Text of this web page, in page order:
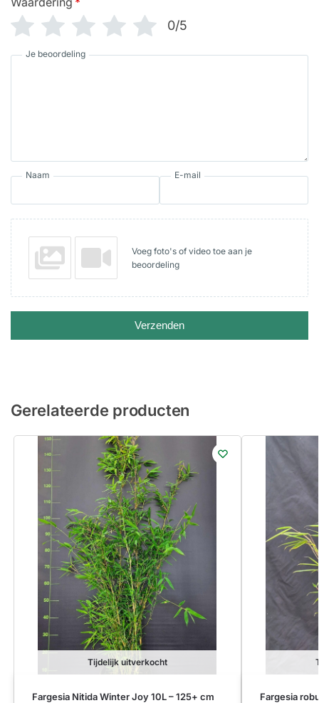
0/5
Je beoordeling
Naam E-mail
Voeg foto's of video toe aan je
beoordeling
Verzenden
Gerelateerde producten
Tijdelijk uitverkocht
Fargesia Nitida Winter Joy 10L – 125+ cm Fargesia